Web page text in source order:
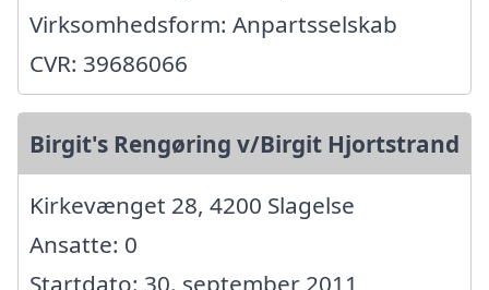
Virksomhedsform: Anpartsselskab
CVR: 39686066
Birgit's Rengøring v/Birgit Hjortstrand
Kirkevænget 28, 4200 Slagelse
Ansatte: 0
Startdato: 30. september 2011,